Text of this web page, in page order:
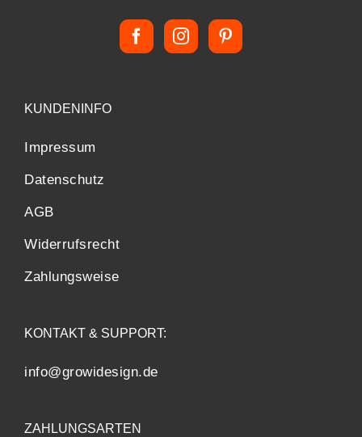
KUNDENINFO
Impressum
Datenschutz
AGB
Widerrufsrecht
Zahlungsweise
KONTAKT & SUPPORT:
info@growidesign.de
ZAHLUNGSARTEN